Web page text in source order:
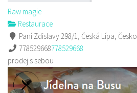
Raw magie
Restaurace
Paní Zdislavy 298/1, Česká Lípa, Česko
778529668778529668
prodej s sebou